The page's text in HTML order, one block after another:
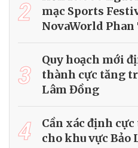
2
mạc Sports
NovaWorld
3
Quy hoạch mới
thành cực tăng
Lâm Đồng
4
Cần xác định
cho khu vực Bảo